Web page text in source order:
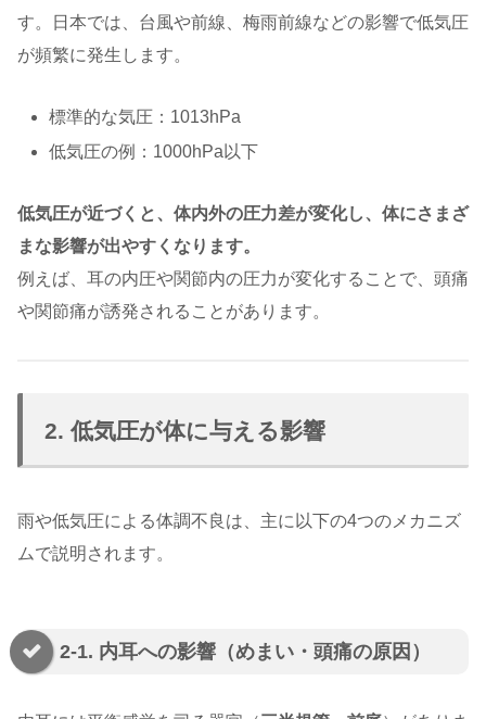
す。日本では、台風や前線、梅雨前線などの影響で低気圧
が頻繁に発生します。
標準的な気圧：1013hPa
低気圧の例：1000hPa以下
低気圧が近づくと、体内外の圧力差が変化し、体にさまざ
まな影響が出やすくなります。
例えば、耳の内圧や関節内の圧力が変化することで、頭痛
や関節痛が誘発されることがあります。
2. 低気圧が体に与える影響
雨や低気圧による体調不良は、主に以下の4つのメカニズ
ムで説明されます。
2-1. 内耳への影響（めまい・頭痛の原因）